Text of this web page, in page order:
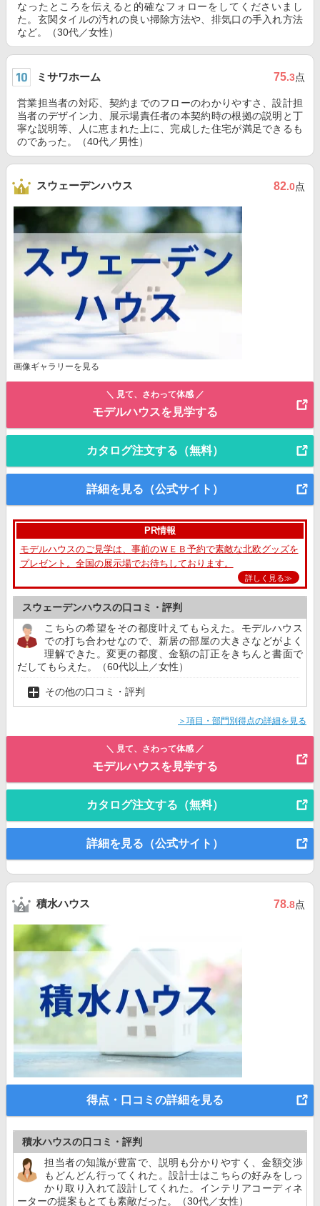
なったところを伝えると的確なフォローをしてくださいまし
た。玄関タイルの汚れの良い掃除方法や、排気口の手入れ方法
など。（30代／女性）
ミサワホーム 75.3点
営業担当者の対応、契約までのフローのわかりやすさ、設計担
当者のデザイン力、展示場責任者の本契約時の根拠の説明と丁
寧な説明等、人に恵まれた上に、完成した住宅が満足できるも
のであった。（40代／男性）
スウェーデンハウス 82.0点
画像ギャラリーを見る
＼ 見て、さわって体感 ／
モデルハウスを見学する
カタログ注文する（無料）
詳細を見る（公式サイト）
PR情報
モデルハウスのご見学は、事前のＷＥＢ予約で素敵な北欧グッズを
プレゼント。全国の展示場でお待ちしております。
詳しく見る≫
スウェーデンハウスの口コミ・評判
こちらの希望をその都度叶えてもらえた。モデルハウス
での打ち合わせなので、新居の部屋の大きさなどがよく
理解できた。変更の都度、金額の訂正をきちんと書面で
だしてもらえた。（60代以上／女性）
その他の口コミ・評判
＞項目・部門別得点の詳細を見る
＼ 見て、さわって体感 ／
モデルハウスを見学する
カタログ注文する（無料）
詳細を見る（公式サイト）
積水ハウス 78.8点
得点・口コミの詳細を見る
積水ハウスの口コミ・評判
担当者の知識が豊富で、説明も分かりやすく、金額交渉
もどんどん行ってくれた。設計士はこちらの好みをしっ
かり取り入れて設計してくれた。インテリアコーディネ
ーターの提案もとても素敵だった。（30代／女性）